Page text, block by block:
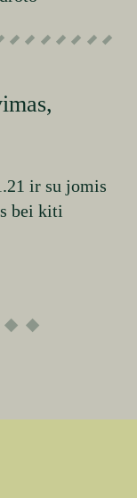
ir su jomis
bei kiti